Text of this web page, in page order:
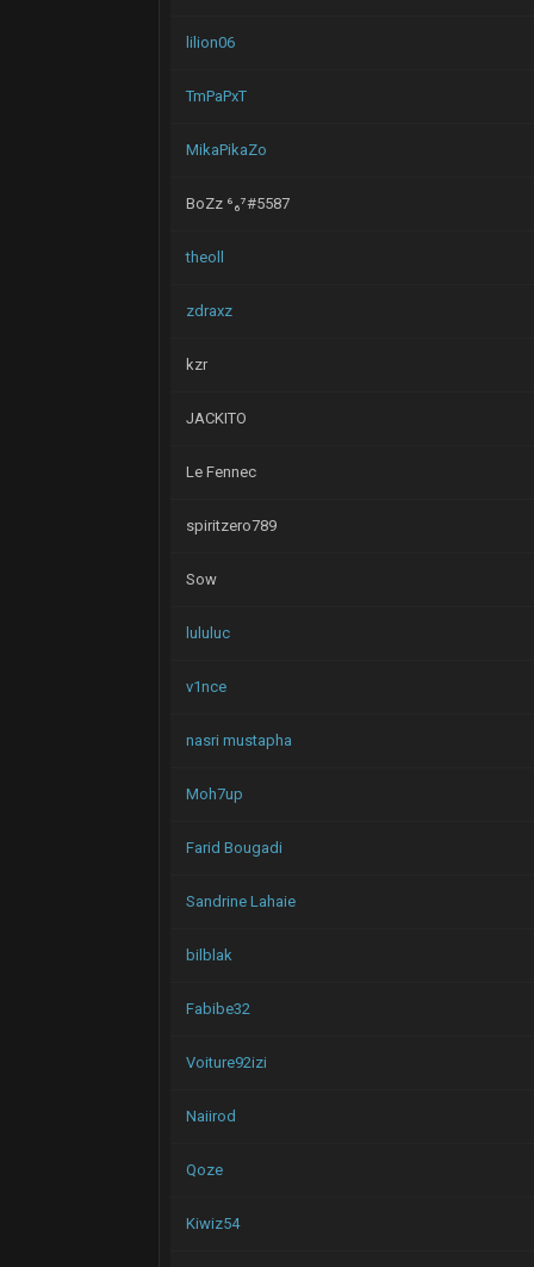
lilion06
TmPaPxT
MikaPikaZo
BoZz ⁶₆⁷#5587
theoll
zdraxz
kzr
JACKITO
Le Fennec
spiritzero789
Sow
lululuc
v1nce
nasri mustapha
Moh7up
Farid Bougadi
Sandrine Lahaie
bilblak
Fabibe32
Voiture92izi
Naiirod
Qoze
Kiwiz54